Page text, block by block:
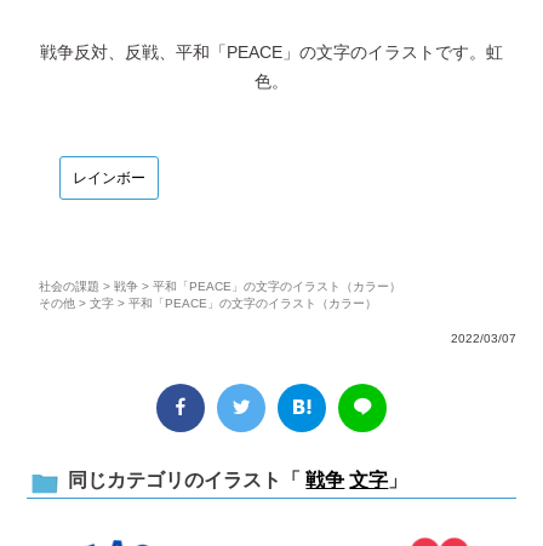
戦争反対、反戦、平和「PEACE」の文字のイラストです。虹
色。
レインボー
社会の課題 >戦争 > 平和「PEACE」の文字のイラスト（カラー）
その他 >文字 > 平和「PEACE」の文字のイラスト（カラー）
2022/03/07
同じカテゴリのイラスト「 戦争 文字 」